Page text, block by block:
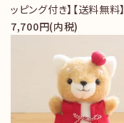
ッピング付き】【送料無料】
7,700円(内税)